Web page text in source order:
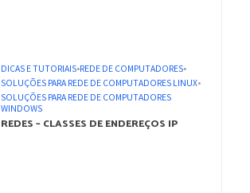
DICAS E TUTORIAIS•REDE DE COMPUTADORES•
SOLUÇÕES PARA REDE DE COMPUTADORES LINUX•
SOLUÇÕES PARA REDE DE COMPUTADORES
WINDOWS
REDES – CLASSES DE ENDEREÇOS IP